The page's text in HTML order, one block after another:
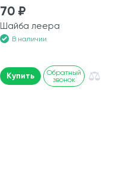
70 ₽
Шайба леера
В наличии
Купить
Обратный
звонок